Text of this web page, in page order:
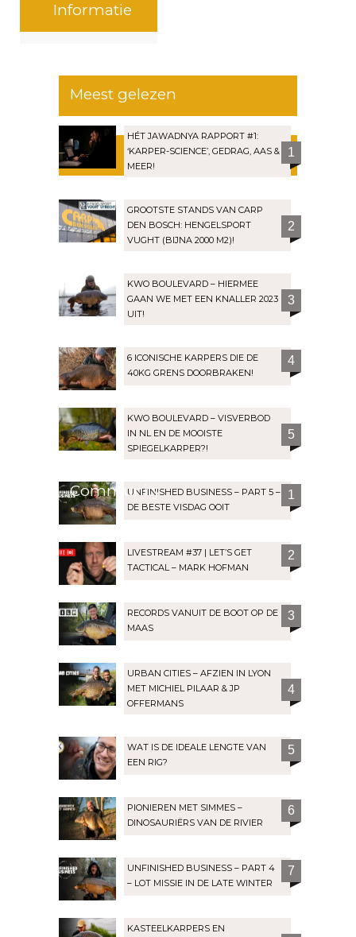
Informatie
Meest gelezen
HÉT JAWADNYA RAPPORT #1:
‘KARPER-SCIENCE’, GEDRAG, AAS &
MEER!
1
GROOTSTE STANDS VAN CARP
DEN BOSCH: HENGELSPORT
VUGHT (BIJNA 2000 M2)!
2
KWO BOULEVARD – HIERMEE
GAAN WE MET EEN KNALLER 2023
UIT!
3
6 ICONISCHE KARPERS DIE DE
40KG GRENS DOORBRAKEN!
4
KWO BOULEVARD – VISVERBOD
IN NL EN DE MOOISTE
SPIEGELKARPER?!
5
CommunityUNFINISHED BUSINESS – PART 5 –
DE BESTE VISDAG OOIT
1
LIVESTREAM #37 | LET’S GET
TACTICAL – MARK HOFMAN
2
RECORDS VANUIT DE BOOT OP DE
MAAS
3
URBAN CITIES – AFZIEN IN LYON
MET MICHIEL PILAAR & JP
OFFERMANS
4
WAT IS DE IDEALE LENGTE VAN
EEN RIG?
5
PIONIEREN MET SIMMES –
DINOSAURIËRS VAN DE RIVIER
6
UNFINISHED BUSINESS – PART 4
– LOT MISSIE IN DE LATE WINTER
7
KASTEELKARPERS EN